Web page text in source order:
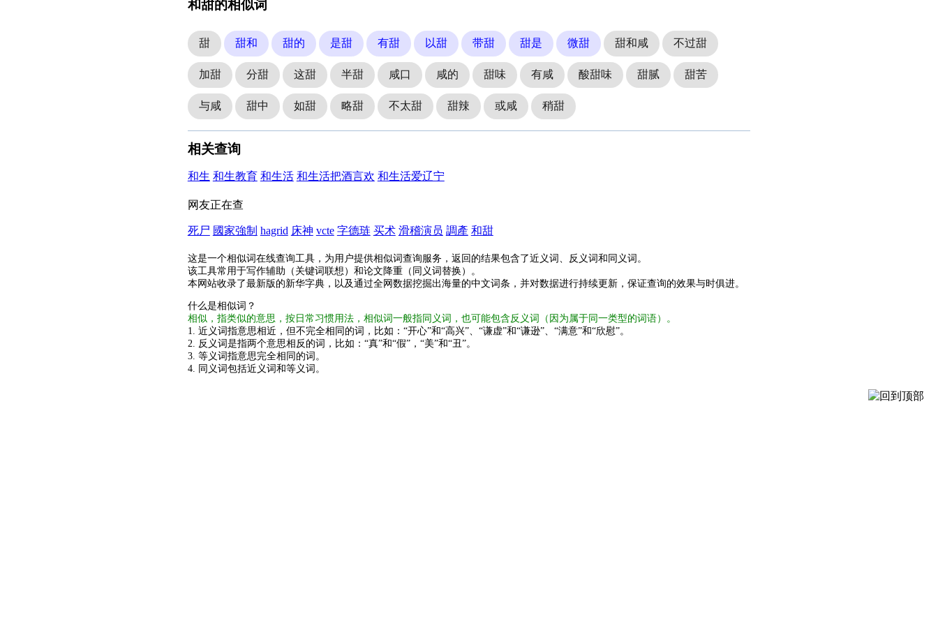
和甜的相似词
甜 甜和 甜的 是甜 有甜 以甜 带甜 甜是 微甜 甜和咸 不过甜
加甜 分甜 这甜 半甜 咸口 咸的 甜味 有咸 酸甜味 甜腻 甜苦
与咸 甜中 如甜 略甜 不太甜 甜辣 或咸 稍甜
相关查询
和生 和生教育 和生活 和生活把酒言欢 和生活爱辽宁
网友正在查
死尸 國家強制 hagrid 床神 vcte 字德琏 买术 滑稽演员 調產 和甜
这是一个相似词在线查询工具，为用户提供相似词查询服务，返回的结果包含了近义词、反义词和同义词。
该工具常用于写作辅助（关键词联想）和论文降重（同义词替换）。
本网站收录了最新版的新华字典，以及通过全网数据挖掘出海量的中文词条，并对数据进行持续更新，保证查询的效果与时俱进。
什么是相似词？
相似，指类似的意思，按日常习惯用法，相似词一般指同义词，也可能包含反义词（因为属于同一类型的词语）。
1. 近义词指意思相近，但不完全相同的词，比如：“开心”和“高兴”、“谦虚”和“谦逊”、“满意”和“欣慰”。
2. 反义词是指两个意思相反的词，比如：“真”和“假”，“美”和“丑”。
3. 等义词指意思完全相同的词。
4. 同义词包括近义词和等义词。